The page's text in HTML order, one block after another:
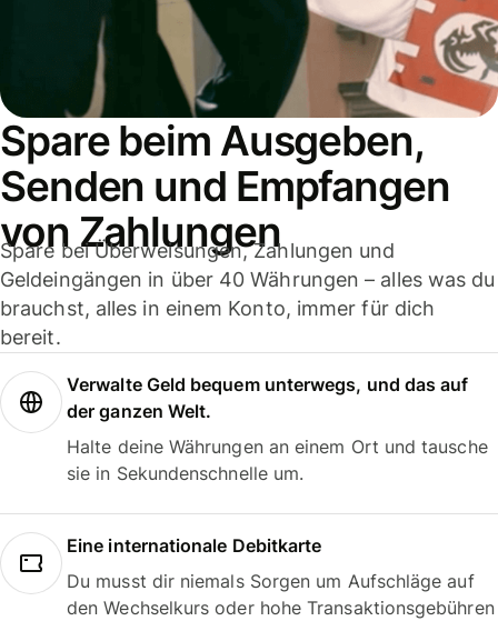
Spare beim Ausgeben,
Senden und Empfangen
von Zahlungen
Spare bei Überweisungen, Zahlungen und
Geldeingängen in über 40 Währungen – alles was du
brauchst, alles in einem Konto, immer für dich
bereit.
Verwalte Geld bequem unterwegs, und das auf
der ganzen Welt.
Halte deine Währungen an einem Ort und tausche
sie in Sekundenschnelle um.
Eine internationale Debitkarte
Du musst dir niemals Sorgen um Aufschläge auf
den Wechselkurs oder hohe Transaktionsgebühren